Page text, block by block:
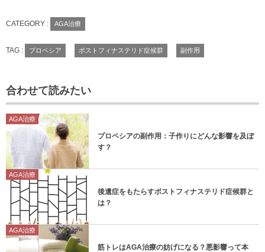
CATEGORY : AGA治療
TAG : プロペシア ポストフィナステリド症候群 副作用
合わせて読みたい
AGA治療
プロペシアの副作用：子作りにどんな影響を及ぼ
す？
AGA治療
後遺症をもたらすポストフィナステリド症候群と
は？
AGA治療
筋トレはAGA治療の妨げになる？悪影響って本